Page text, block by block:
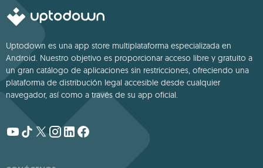
Uptodown es una app store multiplataforma especializada en
Android. Nuestro objetivo es proporcionar acceso libre y gratuito a
un gran catálogo de aplicaciones sin restricciones, ofreciendo una
plataforma de distribución legal accesible desde cualquier
navegador, así como a través de su app oficial.